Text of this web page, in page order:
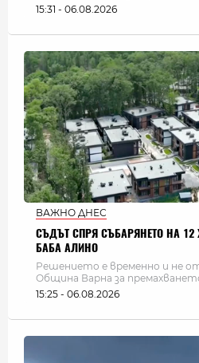
15:31 - 06.08.2026
ВАЖНО ДНЕС
СЪДЪТ СПРЯ СЪБАРЯНЕТО НА
БАБА АЛИНО
Решението е временно и не
Община Варна за
15:25 - 06.08.2026